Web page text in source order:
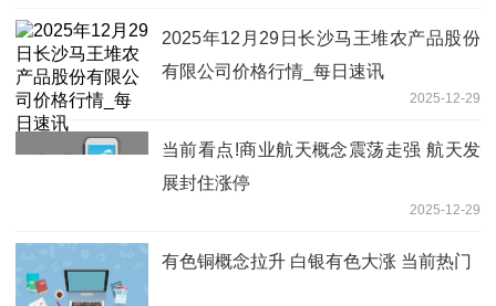
2025年12月29日长沙马王堆农产品股份
有限公司价格行情_每日速讯
2025-12-29
当前看点!商业航天概念震荡走强 航天发
展封住涨停
2025-12-29
有色铜概念拉升 白银有色大涨 当前热门